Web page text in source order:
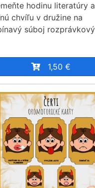
hodinu literatúry
chvíľu v družine na
súboj
1,50 €